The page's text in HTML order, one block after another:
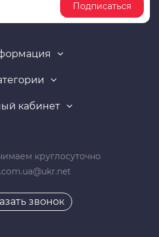
Подписаться
кабинет
круглосуточно
звонок